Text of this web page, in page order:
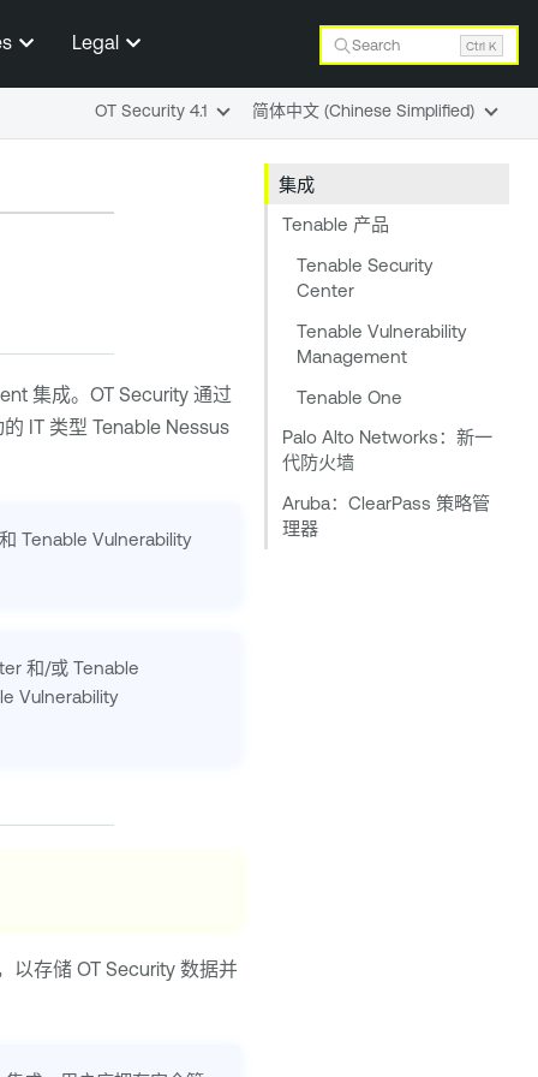
Legal Search Ctrl K
集成
Tenable 产品
Tenable Security
Center
Tenable Vulnerability
Management
Tenable One
Palo Alto Networks：新一
代防火墙
Aruba：ClearPass 策略管
理器
集成。 OT Security通过
IT 类型 Tenable Nessus
和Tenable Vulnerability
和/或Tenable
Vulnerability
以存储 OT Security数据并
OT Security 4.1 简体中文 (Chinese Simplified)